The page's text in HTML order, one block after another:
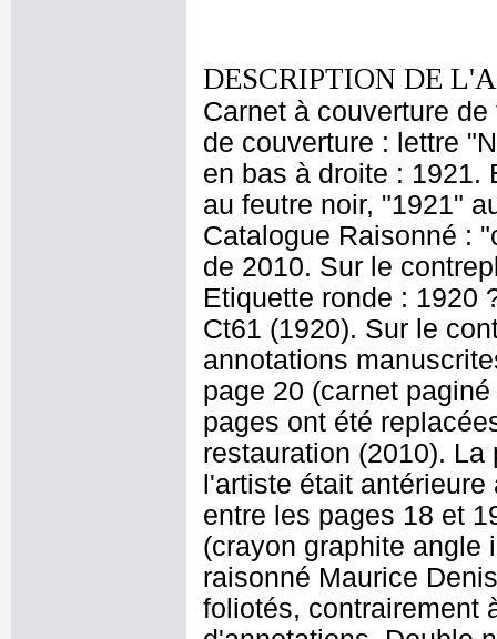
DESCRIPTION DE
Carnet à couverture
de couverture : lettre
en bas à droite : 1921.
au feutre noir, "1921"
Catalogue Raisonné :
de 2010. Sur le
Etiquette ronde : 1920
Ct61 (1920). Sur le
annotations
page 20 (carnet
pages ont été
restauration (2010).
l'artiste était
entre les pages 18 et
(crayon graphite angle
raisonné Maurice
foliotés, contrairement